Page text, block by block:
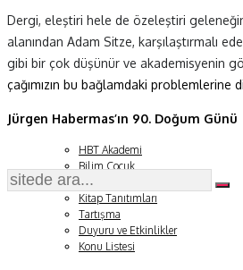
Fizik ve Uzay
Gezegenimiz
Teknoyaşam
Fazlası
HBT Akademi
Bilim Çocuk
Soru ve Yanıt
Kitap Tanıtımları
Tartışma
Duyuru ve Etkinlikler
Konu Listesi
Dergi, eleştiri hele de özeleştiri
alanından Adam Sitze, karşılaştırmalı
gibi bir çok düşünür ve akademisyenin
çağımızın bu bağlamdaki problemlerine
Jürgen Habermas’ın 90. Doğum Günü